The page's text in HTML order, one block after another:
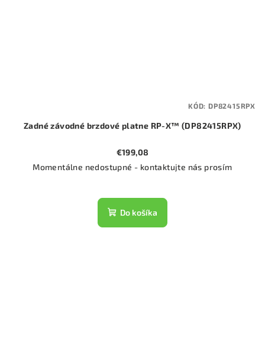
Zadné závodné brzdové platne RP-X™ (DP82415RPX)
€199,08
Momentálne nedostupné - kontaktujte nás prosím
Do košíka
KÓD: DP82415RPX